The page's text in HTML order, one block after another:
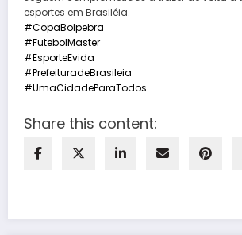
esportes em Brasiléia.
#CopaBolpebra
#FutebolMaster
#EsporteEvida
#PrefeituradeBrasileia
#UmaCidadeParaTodos
Share this content: